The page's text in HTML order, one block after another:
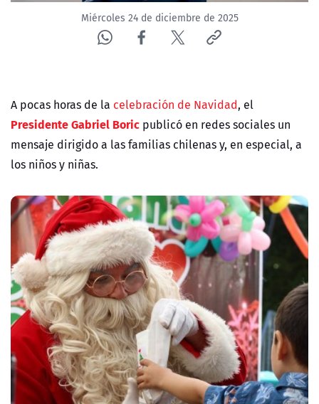
ÁREA DE PROYECTOSMiércoles 24 de diciembre de 2025
A pocas horas de la celebración de Navidad, el
Presidente Gabriel Boric publicó en redes sociales un
mensaje dirigido a las familias chilenas y, en especial, a
los niños y niñas.